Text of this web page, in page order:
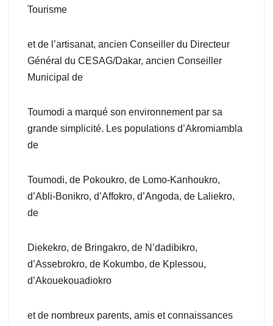
Tourisme
et de l’artisanat, ancien Conseiller du Directeur
Général du CESAG/Dakar, ancien Conseiller
Municipal de
Toumodi a marqué son environnement par sa
grande simplicité. Les populations d’Akromiambla
de
Toumodi, de Pokoukro, de Lomo-Kanhoukro,
d’Abli-Bonikro, d’Affokro, d’Angoda, de Laliekro,
de
Diekekro, de Bringakro, de N’dadibikro,
d’Assebrokro, de Kokumbo, de Kplessou,
d’Akouekouadiokro
et de nombreux parents, amis et connaissances